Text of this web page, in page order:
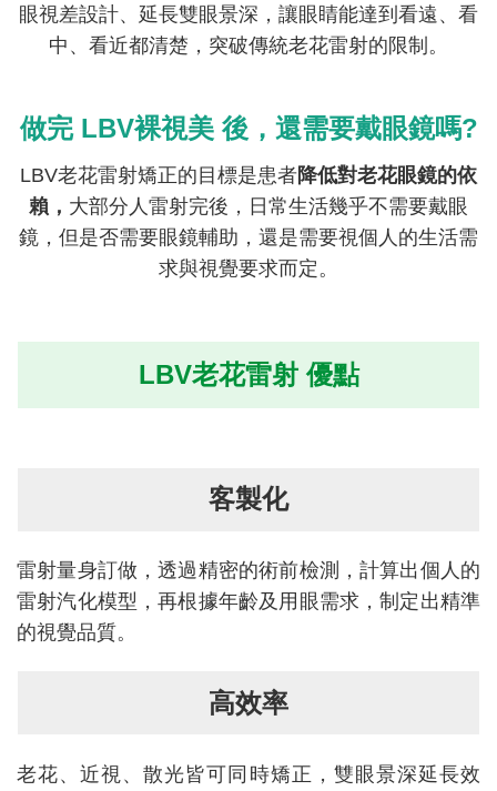
眼視差設計、延長雙眼景深，讓眼睛能達到看遠、看
中、看近都清楚，突破傳統老花雷射的限制。
做完 LBV裸視美 後，還需要戴眼鏡嗎?
LBV老花雷射矯正的目標是患者降低對老花眼鏡的依
賴， 大部分人雷射完後，日常生活幾乎不需要戴眼
鏡，但是否需要眼鏡輔助，還是需要視個人的生活需
求與視覺要求而定。
LBV老花雷射 優點
客製化
雷射量身訂做，透過精密的術前檢測，計算出個人的
雷射汽化模型，再根據年齡及用眼需求，制定出精準
的視覺品質。
高效率
老花、近視、散光皆可同時矯正，雙眼景深延長效